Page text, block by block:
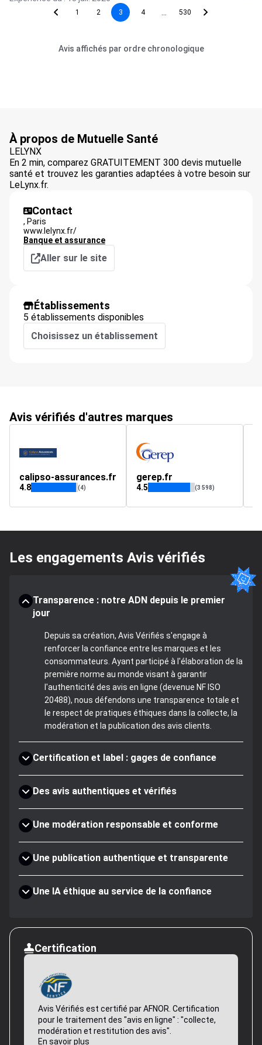
1 2 3 4 530
Avis affichés par ordre chronologique
À propos de Mutuelle Santé
LELYNX
En 2 min, comparez GRATUITEMENT 300 devis mutuelle
santé et trouvez les garanties adaptées à votre besoin sur
LeLynx.fr.
Contact
, Paris
www.lelynx.fr/
Banque et assurance
Aller sur le site
Établissements
5 établissements disponibles
Choisissez un établissement
Avis vérifiés d'autres marques
calipso-assurances.fr
4.8 (4)
gerep.fr
4.5 (3 598)
Les engagements Avis vérifiés
Transparence : notre ADN depuis le premier
jour
Depuis sa création, Avis Vérifiés s'engage à
renforcer la confiance entre les marques et les
consommateurs. Ayant participé à l'élaboration de la
première norme au monde visant à garantir
l'authenticité des avis en ligne (devenue NF ISO
20488), nous défendons une transparence totale et
le respect de pratiques éthiques dans la collecte, la
modération et la publication des avis clients.
Certification et label : gages de confiance
Des avis authentiques et vérifiés
Une modération responsable et conforme
Une publication authentique et transparente
Une IA éthique au service de la confiance
Certification
Avis Vérifiés est certifié par AFNOR. Certification
pour le traitement des "avis en ligne" : "collecte,
modération et restitution des avis".
En savoir plus